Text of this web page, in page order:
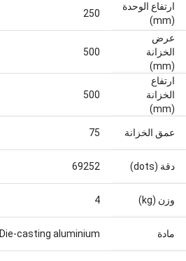
ارتفاع الوحدة
(mm)
250
عرض
الخزانة
(mm)
500
ارتفاع
الخزانة
(mm)
500
عمق الخزانة 75
دقة (dots) 69252
وزن (kg) 4
مادة Die-casting aluminium